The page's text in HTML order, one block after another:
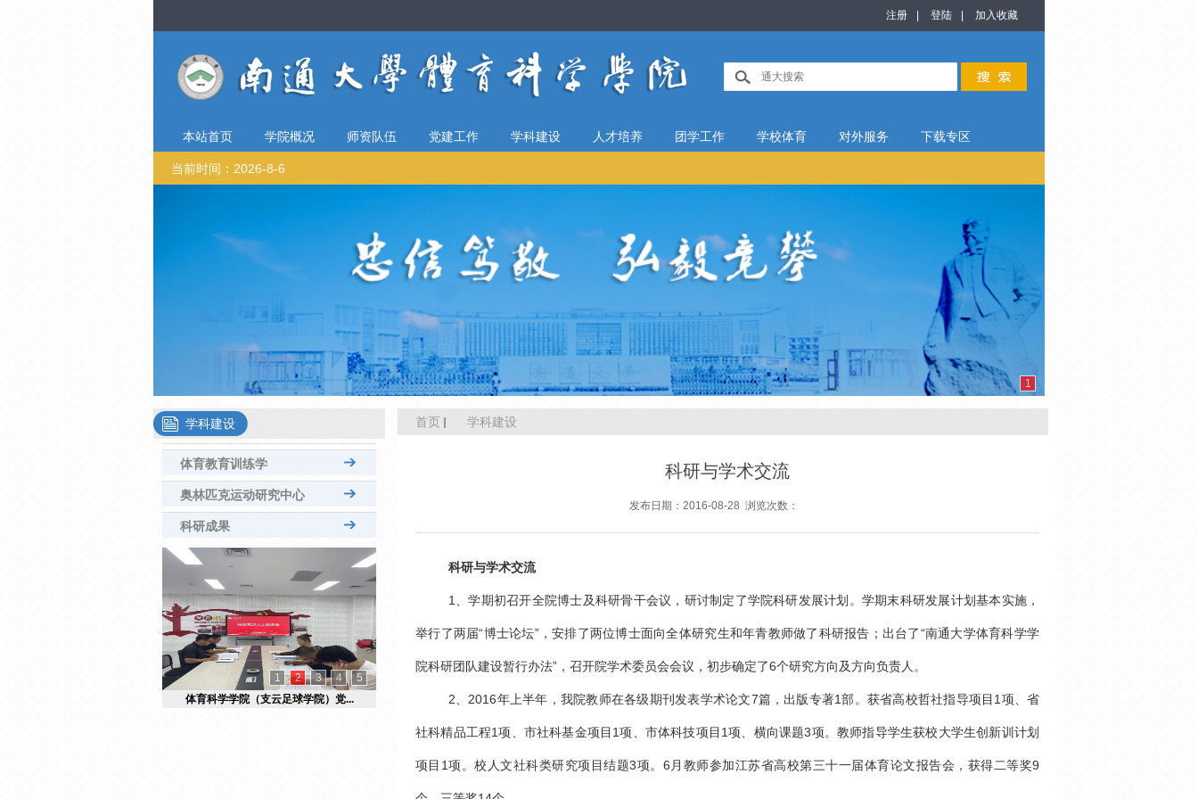
注册 登陆 加入收藏
本站首页 学院概况 师资队伍 党建工作 学科建设 人才培养 团学工作 学校体育 对外服务 下载专区
当前时间：2026-8-6
1
学科建设
体育教育训练学
奥林匹克运动研究中心
科研成果
1 2 3 4
5
体育科学学院（支云足球学院）党...
首页 学科建设
科研与学术交流
发布日期： 2016-08-28 浏览次数：
科研与学术交流
1、学期初召开全院博士及科研骨干会议，研讨制定了学院科研发展计划。学期末科研发展计划基本实施，
举行了两届“博士论坛”，安排了两位博士面向全体研究生和年青教师做了科研报告；出台了“南通大学体育科学学
院科研团队建设暂行办法”，召开院学术委员会会议，初步确定了6个研究方向及方向负责人。
2、2016年上半年，我院教师在各级期刊发表学术论文7篇，出版专著1部。获省高校哲社指导项目1项、省
社科精品工程1项、市社科基金项目1项、市体科技项目1项、横向课题3项。教师指导学生获校大学生创新训计划
项目1项。校人文社科类研究项目结题3项。6月教师参加江苏省高校第三十一届体育论文报告会，获得二等奖9